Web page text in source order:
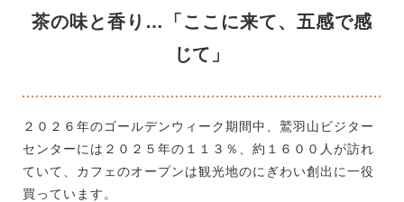
茶の味と香り…「ここに来て、五感で感
じて」
２０２６年のゴールデンウィーク期間中、鷲羽山ビジター
センターには２０２５年の１１３％、約１６００人が訪れ
ていて、カフェのオープンは観光地のにぎわい創出に一役
買っています。